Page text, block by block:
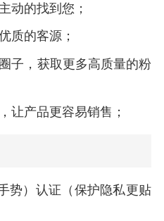
动的找到您；
质的客源；
子，获取更多高质量的粉
让产品更容易销售；
势）认证（保护隐私更贴